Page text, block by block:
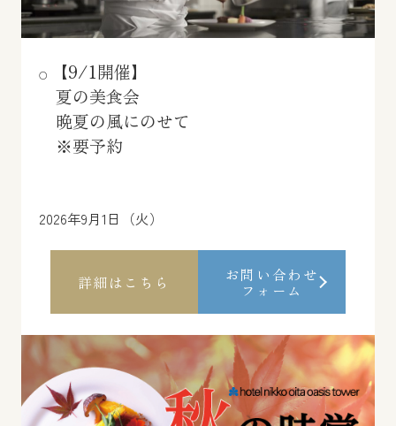
【9/1開催】
夏の美食会
晩夏の風にのせて
※要予約
2026年9月1日（火）
詳細はこちら
お問い合わせ
フォーム